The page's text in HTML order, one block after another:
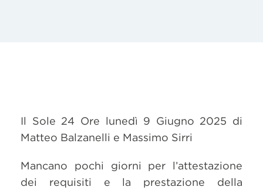
Il Sole 24 Ore lunedì 9 Giugno 2025 di
Matteo Balzanelli e Massimo Sirri
Mancano pochi giorni per l’attestazione
dei requisiti e la prestazione della